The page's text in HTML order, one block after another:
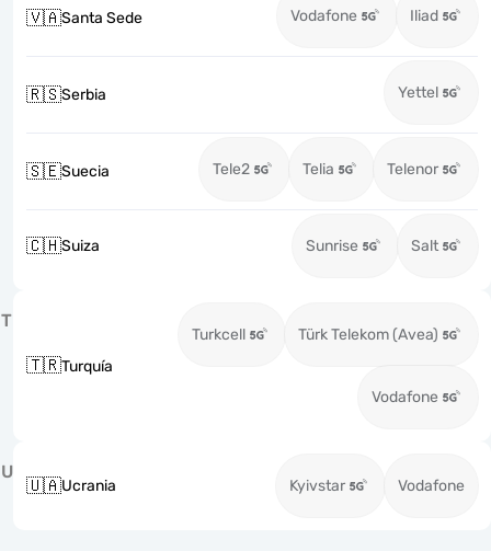
🇻🇦Santa Sede Vodafone Iliad
🇷🇸Serbia Yettel
🇸🇪Suecia Tele2 Telia Telenor
🇨🇭Suiza Sunrise Salt
T
🇹🇷Turquía
Turkcell Türk Telekom (Avea)
Vodafone
U
🇺🇦Ucrania Kyivstar Vodafone